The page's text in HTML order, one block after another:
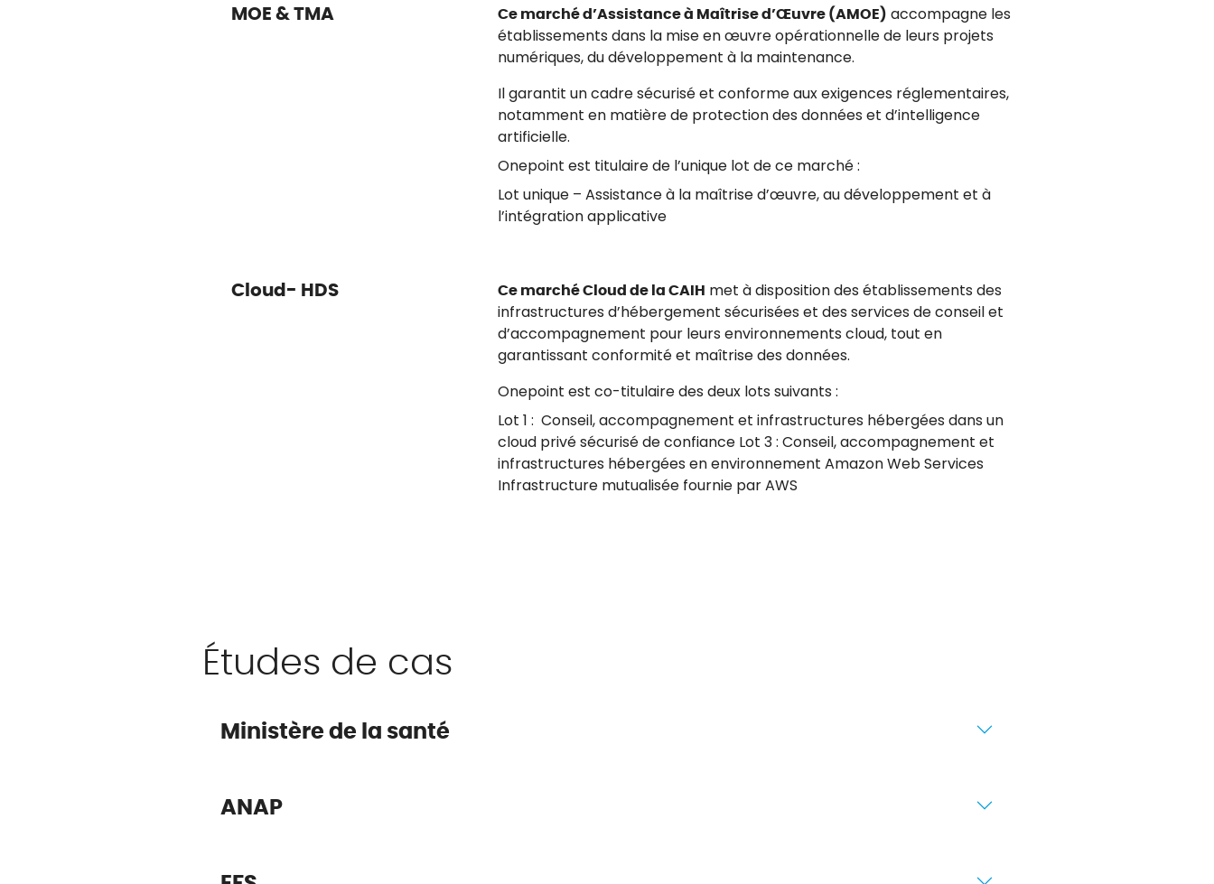
MOE & TMA Ce marché d’Assistance à Maîtrise d’Œuvre (AMOE) accompagne les
établissements dans la mise en œuvre opérationnelle de leurs projets
numériques, du développement à la maintenance.
Il garantit un cadre sécurisé et conforme aux exigences réglementaires,
notamment en matière de protection des données et d’intelligence
artificielle.
Onepoint est titulaire de l’unique lot de ce marché :
Lot unique – Assistance à la maîtrise d’œuvre, au développement et à
l’intégration applicative
Cloud- HDS Ce marché Cloud de la CAIH met à disposition des établissements des
infrastructures d’hébergement sécurisées et des services de conseil et
d’accompagnement pour leurs environnements cloud, tout en
garantissant conformité et maîtrise des données.
Onepoint est co-titulaire des deux lots suivants :
Lot 1 : Conseil, accompagnement et infrastructures hébergées dans un
cloud privé sécurisé de confiance Lot 3 : Conseil, accompagnement et
infrastructures hébergées en environnement Amazon Web Services
Infrastructure mutualisée fournie par AWS
Études de cas
Ministère de la santé
ANAP